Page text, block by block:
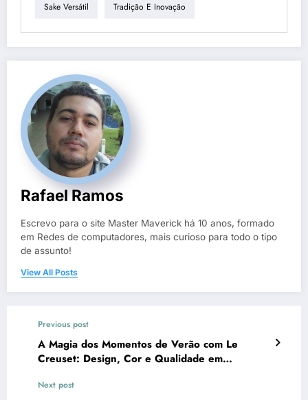
Sake Versátil Tradição E Inovação
Rafael Ramos
Escrevo para o site Master Maverick há 10 anos, formado
em Redes de computadores, mais curioso para todo o tipo
de assunto!
View All Posts
Previous post
A Magia dos Momentos de Verão com Le
Creuset: Design, Cor e Qualidade em
Next post